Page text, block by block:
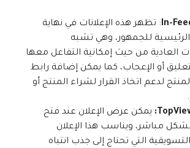
: تظهر هذه الإعلانات في نهاية
للجمهور، وهي تشبه
العادية من حيث إمكانية التفاعل معها
أو الإعجاب، كما يمكن إضافة رابط
لدعم اتخاذ القرار لشراء المنتج أو
يمكن عرض الإعلان عند فتح
مباشر، ويناسب هذا الإعلان
التي تحتاج إلى جذب انتباه